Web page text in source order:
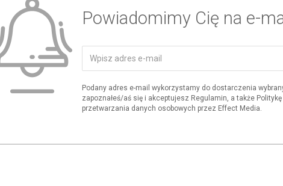
Powiadomimy Cię na e-
Podany adres e-mail wykorzystamy do dostarczenia
zapoznałeś/aś się i akceptujesz Regulamin, a także
przetwarzania danych osobowych przez Effect Media.